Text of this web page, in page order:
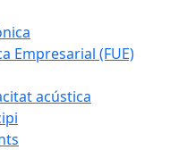
Empresarial (FUE)
acústica